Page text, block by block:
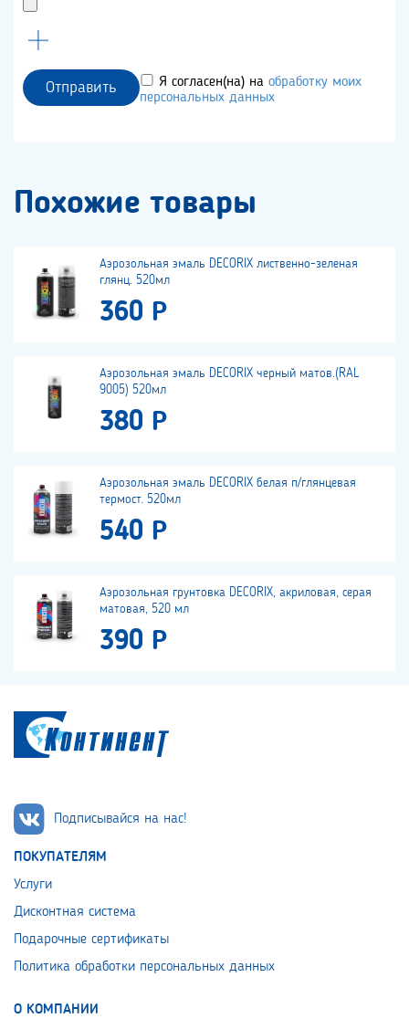
Отправить Я согласен(на) на обработку моих
персональных данных
Похожие товары
Аэрозольная эмаль DECORIX лиственно-зеленая
глянц. 520мл
360 Р
Аэрозольная эмаль DECORIX черный матов.(RAL
9005) 520мл
380 Р
Аэрозольная эмаль DECORIX белая п/глянцевая
термост. 520мл
540 Р
Аэрозольная грунтовка DECORIX, акриловая, серая
матовая, 520 мл
390 Р
Подписывайся на нас!
ПОКУПАТЕЛЯМ
Услуги
Дисконтная система
Подарочные сертификаты
Политика обработки персональных данных
О КОМПАНИИ